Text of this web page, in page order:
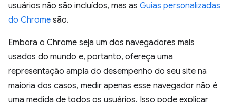
usuários não são incluídos, mas as Guias personalizadas
do Chrome são.
Embora o Chrome seja um dos navegadores mais
usados do mundo e, portanto, ofereça uma
representação ampla do desempenho do seu site na
maioria dos casos, medir apenas esse navegador não é
uma medida de todos os usuários. Isso pode explicar